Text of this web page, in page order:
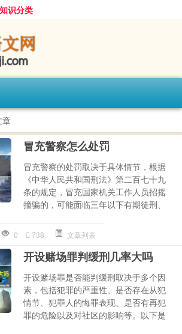
知识分类
章
冒充警察怎么处罚
冒充警察的处罚取决于具体情节，根据
《中华人民共和国刑法》第二百七十九
条的规定，冒充国家机关工作人员招摇
撞骗的，可能面临三年以下有期徒刑、
0 738 文章列表
开设赌场罪判缓刑几率大吗
开设赌场罪是否能判缓刑取决于多个因
素，包括犯罪的严重性、是否存在从犯
情节、犯罪人的悔罪表现、是否有再犯
罪的危险以及对社区的影响等。以下是